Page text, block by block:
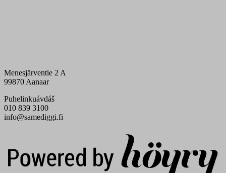
Menesjärventie 2 A
99870 Aanaar
Puhelinkuávdáš
010 839 3100
info@samediggi.fi